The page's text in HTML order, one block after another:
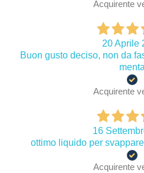
Acquirente
20 Aprile
Buon gusto deciso, non da
menta
Acquirente
16
ottimo liquido per
Acquirente